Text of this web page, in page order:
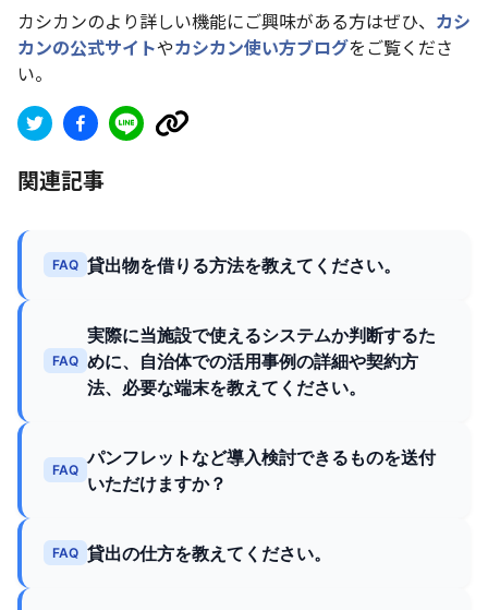
カシカンのより詳しい機能にご興味がある方はぜひ、 カシ
カンの公式サイトやカシカン使い方ブログをご覧くださ
い。
関連記事
FAQ 貸出物を借りる方法を教えてください。
FAQ
実際に当施設で使えるシステムか判断するた
めに、自治体での活用事例の詳細や契約方
法、必要な端末を教えてください。
FAQ
パンフレットなど導入検討できるものを送付
いただけますか？
FAQ 貸出の仕方を教えてください。